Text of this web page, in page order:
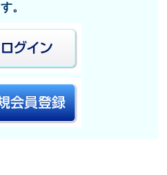
す。